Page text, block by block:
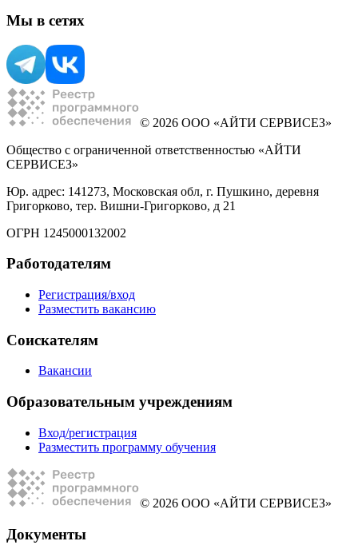
Мы в сетях
© 2026 ООО «АЙТИ СЕРВИСЕЗ»
Общество с ограниченной ответственностью «АЙТИ
СЕРВИСЕЗ»
Юр. адрес: 141273, Московская обл, г. Пушкино, деревня
Григорково, тер. Вишни-Григорково, д 21
ОГРН 1245000132002
Работодателям
Регистрация/вход
Разместить вакансию
Соискателям
Вакансии
Образовательным учреждениям
Вход/регистрация
Разместить программу обучения
© 2026 ООО «АЙТИ СЕРВИСЕЗ»
Документы